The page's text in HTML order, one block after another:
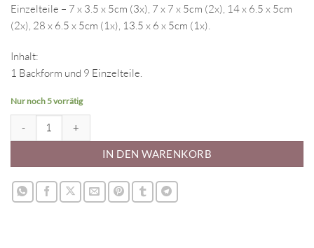
Einzelteile – 7 x 3.5 x 5cm (3x), 7 x 7 x 5cm (2x), 14 x 6.5 x 5cm
(2x), 28 x 6.5 x 5cm (1x), 13.5 x 6 x 5cm (1x).
Inhalt:
1 Backform und 9 Einzelteile.
Nur noch 5 vorrätig
Backform - Wilton Countless Celebrations Menge
IN DEN WARENKORB